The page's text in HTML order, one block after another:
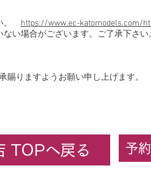
。 https://www.ec-katomodels.com/
い場合がございます。ご了承下さい
りますようお願い申し上げます。
TOPへ戻る 予